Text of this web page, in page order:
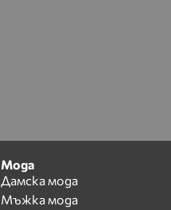
Мода
Дамска мода
Мъжка мода